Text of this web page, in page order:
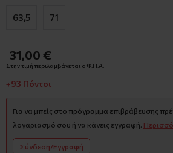
63,5 71
31,00 €
Στην τιμή περιλαμβάνεται ο Φ.Π.Α.
+93 Πόντοι
Για να μπείς στο πρόγραμμα επιβράβευσης
λογαριασμό σου ή να κάνεις εγγραφή.
Σύνδεση/Εγγραφή